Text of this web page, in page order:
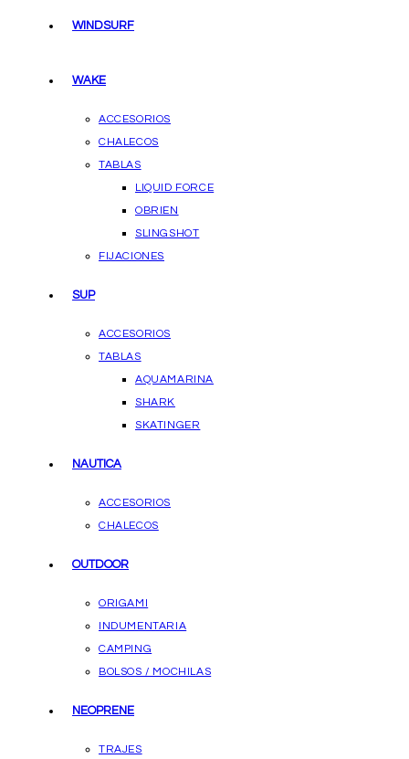
WINDSURF
WAKE
ACCESORIOS
CHALECOS
TABLAS
LIQUID FORCE
OBRIEN
SLINGSHOT
FIJACIONES
SUP
ACCESORIOS
TABLAS
AQUAMARINA
SHARK
SKATINGER
NAUTICA
ACCESORIOS
CHALECOS
OUTDOOR
ORIGAMI
INDUMENTARIA
CAMPING
BOLSOS / MOCHILAS
NEOPRENE
TRAJES